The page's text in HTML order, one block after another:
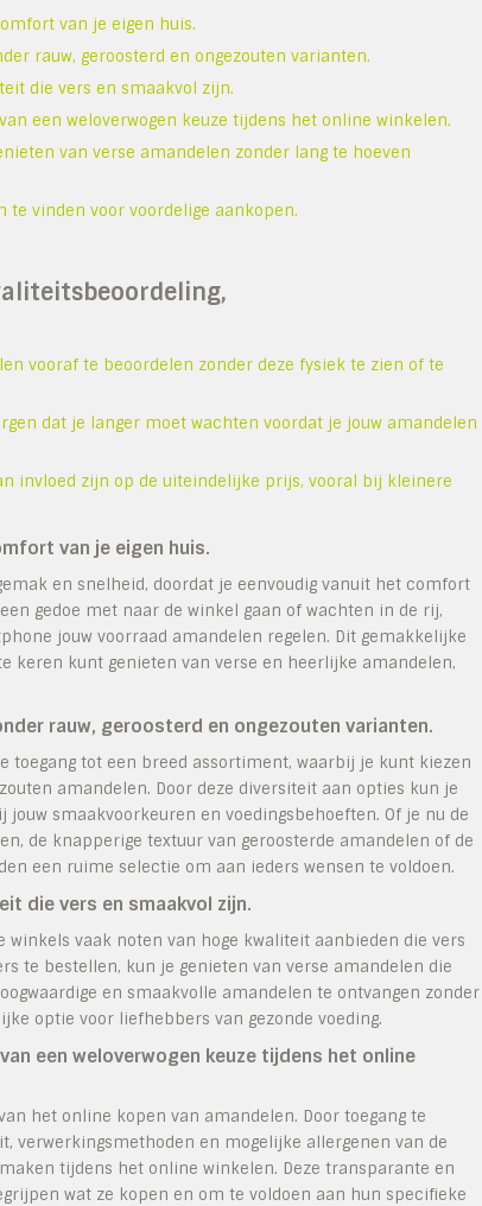
van je eigen huis.
rauw, geroosterd en ongezouten varianten.
die vers en smaakvol zijn.
een weloverwogen keuze tijdens het online winkelen.
van verse amandelen zonder lang te hoeven
vinden voor voordelige aankopen.
vooraf te beoordelen zonder deze fysiek te zien of te
dat je langer moet wachten voordat je jouw amandelen
invloed zijn op de uiteindelijke prijs, vooral bij kleinere
van je eigen huis.
en snelheid, doordat je eenvoudig vanuit het comfort
gedoe met naar de winkel gaan of wachten in de rij,
jouw voorraad amandelen regelen. Dit gemakkelijke
keren kunt genieten van verse en heerlijke amandelen,
rauw, geroosterd en ongezouten varianten.
toegang tot een breed assortiment, waarbij je kunt kiezen
amandelen. Door deze diversiteit aan opties kun je
smaakvoorkeuren en voedingsbehoeften. Of je nu de
de knapperige textuur van geroosterde amandelen of de
een ruime selectie om aan ieders wensen te voldoen.
die vers en smaakvol zijn.
vaak noten van hoge kwaliteit aanbieden die vers
te bestellen, kun je genieten van verse amandelen die
en smaakvolle amandelen te ontvangen zonder
optie voor liefhebbers van gezonde voeding.
een weloverwogen keuze tijdens het online
het online kopen van amandelen. Door toegang te
verwerkingsmethoden en mogelijke allergenen van de
tijdens het online winkelen. Deze transparante en
wat ze kopen en om te voldoen aan hun specifieke